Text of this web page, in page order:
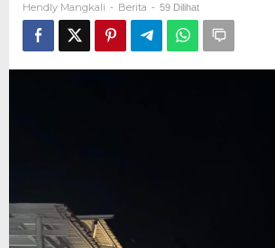
di
Hari
Raya
Hendly Mangkali - Berita - 59 Dilihat